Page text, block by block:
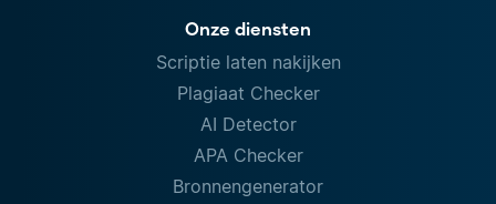
Onze diensten
Scriptie laten nakijken
Plagiaat Checker
AI Detector
APA Checker
Bronnengenerator